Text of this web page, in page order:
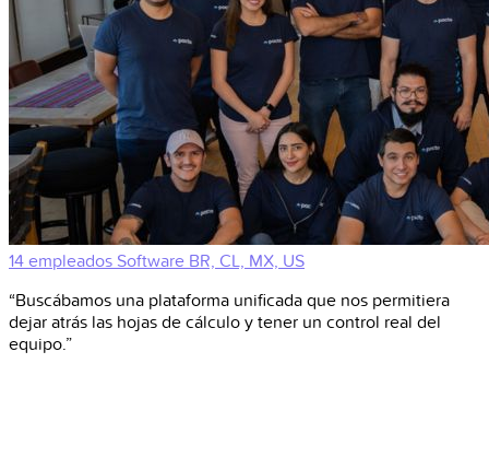
14 empleados Software BR, CL, MX, US
“Buscábamos una plataforma unificada que nos permitiera
dejar atrás las hojas de cálculo y tener un control real del
equipo.”